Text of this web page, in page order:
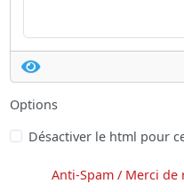
Options
Désactiver le html pour
Anti-Spam / Merci